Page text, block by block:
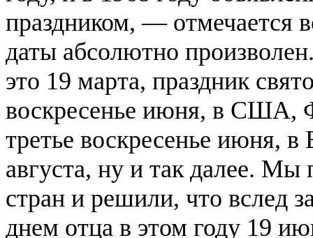
праздником, — отмечается
даты абсолютно
это 19 марта, праздник
воскресенье июня, в США,
третье воскресенье июня,
августа, ну и так далее.
стран и решили, что вслед
днем отца в этом году 19